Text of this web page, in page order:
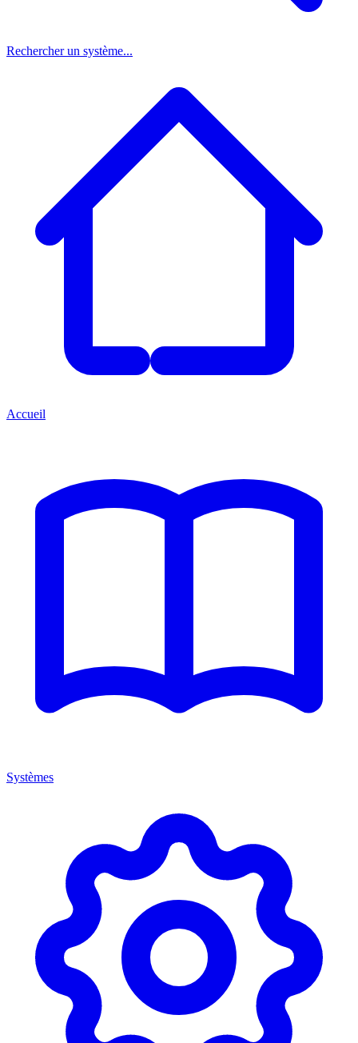
Rechercher un système...
Accueil
Systèmes